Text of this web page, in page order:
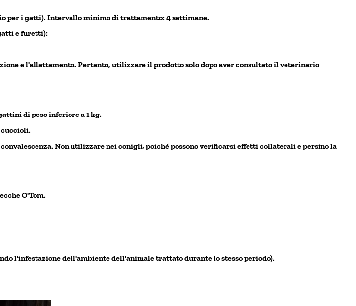
per i gatti). Intervallo minimo di trattamento: 4 settimane.
e furetti):
e l'allattamento. Pertanto, utilizzare il prodotto solo dopo aver consultato il veterinario
di peso inferiore a 1 kg.
Non utilizzare nei conigli, poiché possono verificarsi effetti collaterali e persino la
O'Tom.
l'infestazione dell'ambiente dell'animale trattato durante lo stesso periodo).